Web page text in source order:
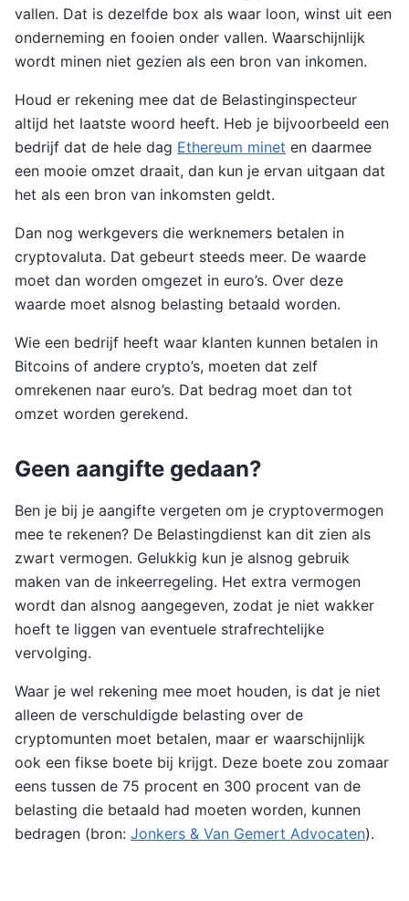
vallen. Dat is dezelfde box als waar loon, winst uit een
onderneming en fooien onder vallen. Waarschijnlijk
wordt minen niet gezien als een bron van inkomen.
Houd er rekening mee dat de Belastinginspecteur
altijd het laatste woord heeft. Heb je bijvoorbeeld een
bedrijf dat de hele dag Ethereum minet en daarmee
een mooie omzet draait, dan kun je ervan uitgaan dat
het als een bron van inkomsten geldt.
Dan nog werkgevers die werknemers betalen in
cryptovaluta. Dat gebeurt steeds meer. De waarde
moet dan worden omgezet in euro’s. Over deze
waarde moet alsnog belasting betaald worden.
Wie een bedrijf heeft waar klanten kunnen betalen in
Bitcoins of andere crypto’s, moeten dat zelf
omrekenen naar euro’s. Dat bedrag moet dan tot
omzet worden gerekend.
Geen aangifte gedaan?
Ben je bij je aangifte vergeten om je cryptovermogen
mee te rekenen? De Belastingdienst kan dit zien als
zwart vermogen. Gelukkig kun je alsnog gebruik
maken van de inkeerregeling. Het extra vermogen
wordt dan alsnog aangegeven, zodat je niet wakker
hoeft te liggen van eventuele strafrechtelijke
vervolging.
Waar je wel rekening mee moet houden, is dat je niet
alleen de verschuldigde belasting over de
cryptomunten moet betalen, maar er waarschijnlijk
ook een fikse boete bij krijgt. Deze boete zou zomaar
eens tussen de 75 procent en 300 procent van de
belasting die betaald had moeten worden, kunnen
bedragen (bron: Jonkers & Van Gemert Advocaten).